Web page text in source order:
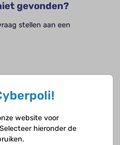
gevonden?
stellen aan een
website voor
hieronder de